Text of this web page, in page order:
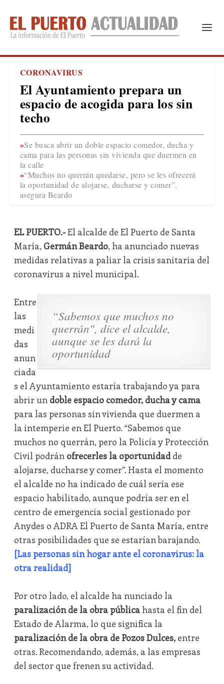
CORONAVIRUS
El Ayuntamiento prepara un
espacio de acogida para los sin
techo
Se busca abrir un doble espacio comedor, ducha y
cama para las personas sin vivienda que duermen en
la calle
“Muchos no querrán quedarse, pero se les ofrecerá
la oportunidad de alojarse, ducharse y comer”,
asegura Beardo
EL PUERTO.-El alcalde de El Puerto de Santa
María, Germán Beardo, ha anunciado nuevas
medidas relativas a paliar la crisis sanitaria del
coronavirus a nivel municipal.
“Sabemos que muchos no
querrán", dice el alcalde,
aunque se les dará la
oportunidad
Entre
las
medi
das
anun
ciada
s el Ayuntamiento estaría trabajando ya para
abrir un doble espacio comedor, ducha y cama
para las personas sin vivienda que duermen a
la intemperie en El Puerto. “Sabemos que
muchos no querrán, pero la Policía y Protección
Civil podrán ofrecerles la oportunidadde
alojarse, ducharse y comer”. Hasta el momento
el alcalde no ha indicado de cuál sería ese
espacio habilitado, aunque podría ser en el
centro de emergencia social gestionado por
Anydes o ADRA El Puerto de Santa María, entre
otras posibilidades que se estarían barajando.
[Las personas sin hogar ante el coronavirus: la
otra realidad]
Por otro lado, el alcalde ha nunciado la
paralización de la obra públicahasta el fin del
Estado de Alarma, lo que significa la
paralización de la obra de Pozos Dulces,entre
otras. Recomendando, además, a las empresas
del sector que frenen su actividad.